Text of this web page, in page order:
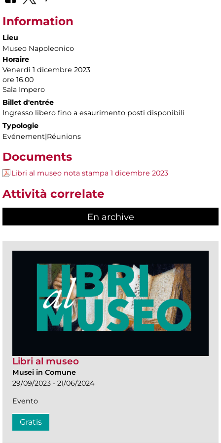
Information
Lieu
Museo Napoleonico
Horaire
Venerdì 1 dicembre 2023
ore 16.00
Sala Impero
Billet d'entrée
Ingresso libero fino a esaurimento posti disponibili
Typologie
Evénement|Réunions
Documents
Libri al museo nota stampa 1 dicembre 2023
Attività correlate
En archive
Libri al museo
Musei in Comune
29/09/2023 - 21/06/2024
Evento
Gratis